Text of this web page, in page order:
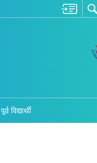
पूर्व विद्यार्थी